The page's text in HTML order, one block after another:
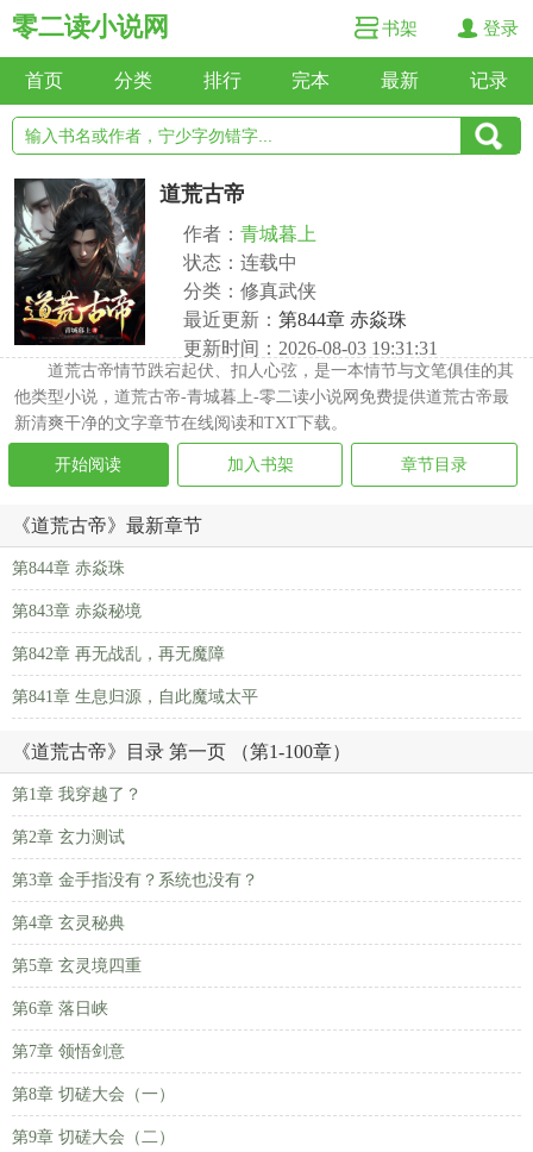
零二读小说网 书架 登录
首页 分类 排行 完本 最新 记录
道荒古帝
作者： 青城暮上
状态：连载中
分类：修真武侠
最近更新： 第844章 赤焱珠
更新时间：2026-08-03 19:31:31
道荒古帝情节跌宕起伏、扣人心弦，是一本情节与文笔俱佳的其
他类型小说，道荒古帝-青城暮上-零二读小说网免费提供道荒古帝最
新清爽干净的文字章节在线阅读和TXT下载。
开始阅读 加入书架 章节目录
《道荒古帝》最新章节
第844章 赤焱珠
第843章 赤焱秘境
第842章 再无战乱，再无魔障
第841章 生息归源，自此魔域太平
《道荒古帝》目录 第一页 （第1-100章）
第1章 我穿越了？
第2章 玄力测试
第3章 金手指没有？系统也没有？
第4章 玄灵秘典
第5章 玄灵境四重
第6章 落日峡
第7章 领悟剑意
第8章 切磋大会（一）
第9章 切磋大会（二）